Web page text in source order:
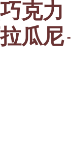
克力
拉瓜尼 -